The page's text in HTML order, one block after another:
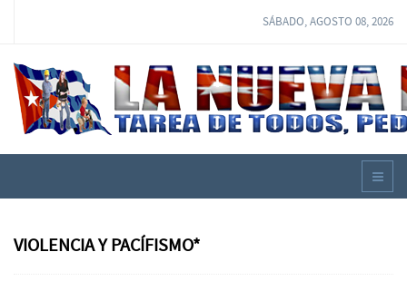
SÁBADO, AGOSTO 08, 2026
VIOLENCIA Y PACÍFISMO*